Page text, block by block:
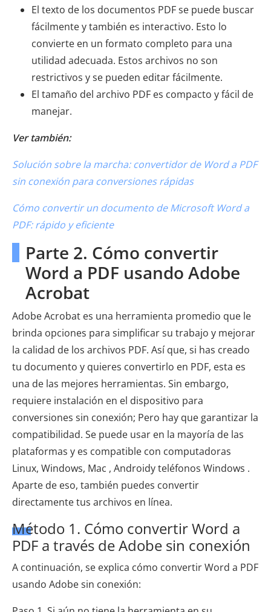
El texto de los documentos PDF se puede buscar
fácilmente y también es interactivo. Esto lo
convierte en un formato completo para una
utilidad adecuada. Estos archivos no son
restrictivos y se pueden editar fácilmente.
El tamaño del archivo PDF es compacto y fácil de
manejar.
Ver también:
Solución sobre la marcha: convertidor de Word a PDF
sin conexión para conversiones rápidas
Cómo convertir un documento de Microsoft Word a
PDF: rápido y eficiente
Parte 2. Cómo convertir
Word a PDF usando Adobe
Acrobat
Adobe Acrobat es una herramienta promedio que le
brinda opciones para simplificar su trabajo y mejorar
la calidad de los archivos PDF. Así que, si has creado
tu documento y quieres convertirlo en PDF, esta es
una de las mejores herramientas. Sin embargo,
requiere instalación en el dispositivo para
conversiones sin conexión; Pero hay que garantizar la
compatibilidad. Se puede usar en la mayoría de las
plataformas y es compatible con computadoras
Linux, Windows, Mac , Androidy teléfonos Windows .
Aparte de eso, también puedes convertir
directamente tus archivos en línea.
Método 1. Cómo convertir Word a
PDF a través de Adobe sin conexión
A continuación, se explica cómo convertir Word a PDF
usando Adobe sin conexión: